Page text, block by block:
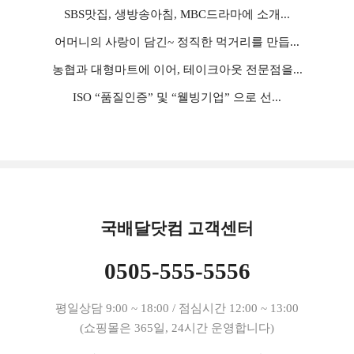
SBS맛집, 생방송아침, MBC드라마에 소개...
어머니의 사랑이 담긴~ 정직한 먹거리를 만듭...
농협과 대형마트에 이어, 테이크아웃 전문점을...
ISO “품질인증” 및 “웰빙기업” 으로 선...
국배달닷컴 고객센터
0505-555-5556
평일상담 9:00 ~ 18:00 / 점심시간 12:00 ~ 13:00
(쇼핑몰은 365일, 24시간 운영합니다)